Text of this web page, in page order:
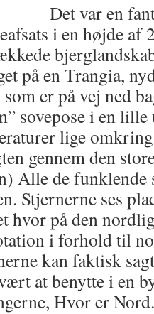
var en
i en højde af
på en Trangia,
som er på vej ned
sovepose i en
lige
gennem den
Alle de funklende
Stjernerne ses
hvor på den
i forhold til
kan faktisk
at benytte i en
Hvor er Nord.